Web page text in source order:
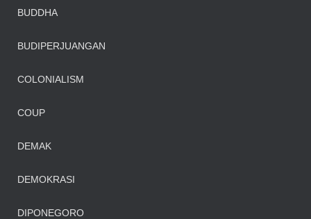
BUDDHA
BUDIPERJUANGAN
COLONIALISM
COUP
DEMAK
DEMOKRASI
DIPONEGORO